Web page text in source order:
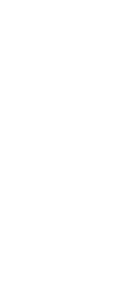
ansehen
sowie deren
in der Türkei.
Sicherheit.
einer